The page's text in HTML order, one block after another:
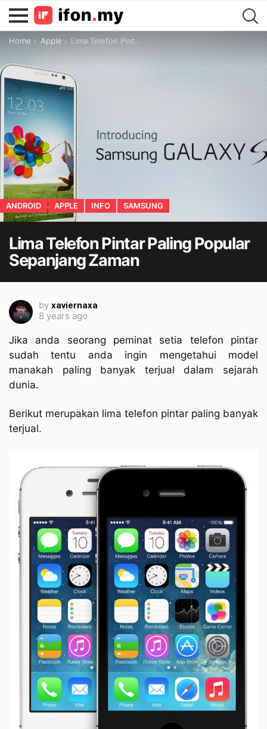
You are here:
Home Apple Lima Telefon Pintar Paling Popular Sepanjang Zaman
ANDROID APPLE INFO SAMSUNG
Lima Telefon Pintar Paling Popular
Sepanjang Zaman
by xaviernaxa
8 years ago
Jika anda seorang peminat setia telefon pintar
sudah tentu anda ingin mengetahui model
manakah paling banyak terjual dalam sejarah
dunia.
Berikut merupakan lima telefon pintar paling banyak
terjual.